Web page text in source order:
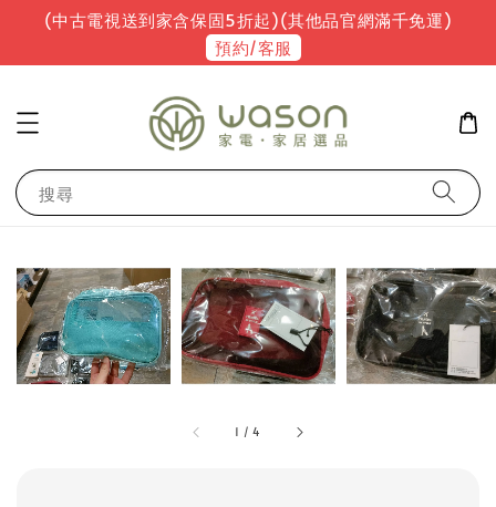
(中古電視送到家含保固5折起)(其他品官網滿千免運)
預約/客服
搜尋
1 /4